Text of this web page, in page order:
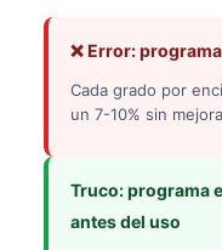
❌ Error:
Cada grado por
un 7-10% sin
Truco: programa
antes del uso